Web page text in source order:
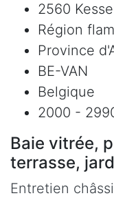
2560
Région
Province
BE-VAN
Belgique
2000 -
Baie vitrée,
terrasse,
Entretien